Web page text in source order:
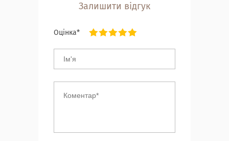
Залишити відгук
Оцінка*